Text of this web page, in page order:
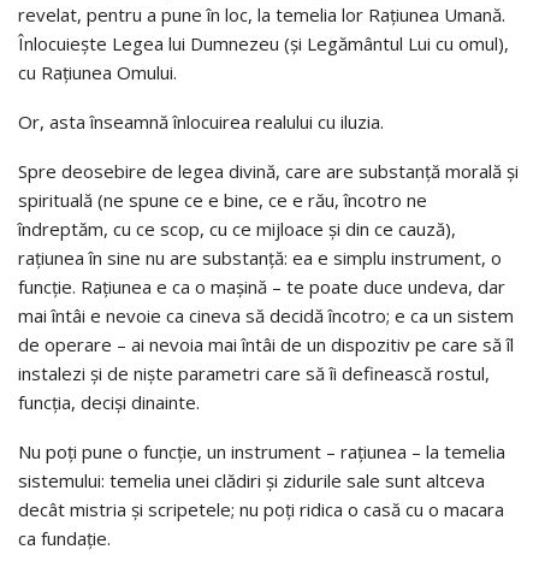
revelat, pentru a pune în loc, la temelia lor Rațiunea Umană.
Înlocuiește Legea lui Dumnezeu (și Legământul Lui cu omul),
cu Rațiunea Omului.
Or, asta înseamnă înlocuirea realului cu iluzia.
Spre deosebire de legea divină, care are substanță morală și
spirituală (ne spune ce e bine, ce e rău, încotro ne
îndreptăm, cu ce scop, cu ce mijloace și din ce cauză),
rațiunea în sine nu are substanță: ea e simplu instrument, o
funcție. Rațiunea e ca o mașină – te poate duce undeva, dar
mai întâi e nevoie ca cineva să decidă încotro; e ca un sistem
de operare – ai nevoia mai întâi de un dispozitiv pe care să îl
instalezi și de niște parametri care să îi definească rostul,
funcția, deciși dinainte.
Nu poți pune o funcție, un instrument – rațiunea – la temelia
sistemului: temelia unei clădiri și zidurile sale sunt altceva
decât mistria și scripetele; nu poți ridica o casă cu o macara
ca fundație.